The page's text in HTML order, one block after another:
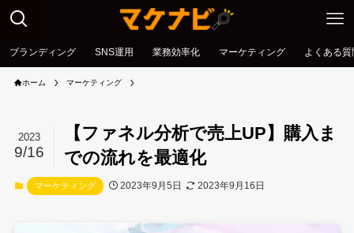
ブランディング SNS運用 業務効率化 マーケティング よくある質
ホーム マーケティング
【ファネル分析で売上UP】購入ま
での流れを最適化
2023
9/16
マーケティング 2023年9月5日 2023年9月16日